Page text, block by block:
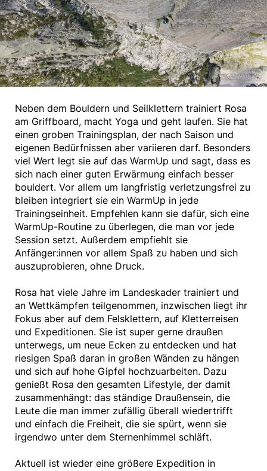
Neben dem Bouldern und Seilklettern trainiert Rosa
am Griffboard, macht Yoga und geht laufen. Sie hat
einen groben Trainingsplan, der nach Saison und
eigenen Bedürfnissen aber variieren darf. Besonders
viel Wert legt sie auf das WarmUp und sagt, dass es
sich nach einer guten Erwärmung einfach besser
bouldert. Vor allem um langfristig verletzungsfrei zu
bleiben integriert sie ein WarmUp in jede
Trainingseinheit. Empfehlen kann sie dafür, sich eine
WarmUp-Routine zu überlegen, die man vor jede
Session setzt. Außerdem empfiehlt sie
Anfänger:innen vor allem Spaß zu haben und sich
auszuprobieren, ohne Druck.
Rosa hat viele Jahre im Landeskader trainiert und
an Wettkämpfen teilgenommen, inzwischen liegt ihr
Fokus aber auf dem Felsklettern, auf Kletterreisen
und Expeditionen. Sie ist super gerne draußen
unterwegs, um neue Ecken zu entdecken und hat
riesigen Spaß daran in großen Wänden zu hängen
und sich auf hohe Gipfel hochzuarbeiten. Dazu
genießt Rosa den gesamten Lifestyle, der damit
zusammenhängt: das ständige Draußensein, die
Leute die man immer zufällig überall wiedertrifft
und einfach die Freiheit, die sie spürt, wenn sie
irgendwo unter dem Sternenhimmel schläft.
Aktuell ist wieder eine größere Expedition in